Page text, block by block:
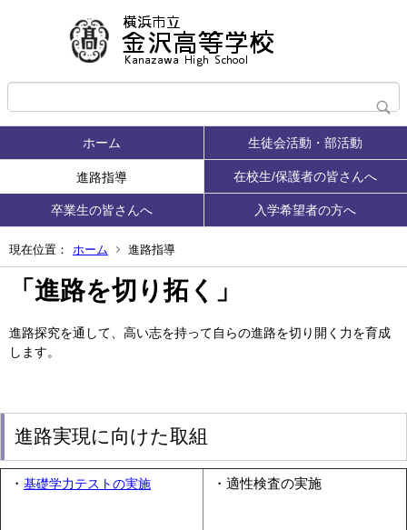
ホーム 生徒会活動・部活動
進路指導 在校生/保護者の皆さんへ
卒業生の皆さんへ 入学希望者の方へ
現在位置： ホーム 進路指導
「進路を切り拓く」
進路探究を通して、高い志を持って自らの進路を切り開く力を育成
します。
進路実現に向けた取組
・ 基礎学力テストの実施 ・適性検査の実施